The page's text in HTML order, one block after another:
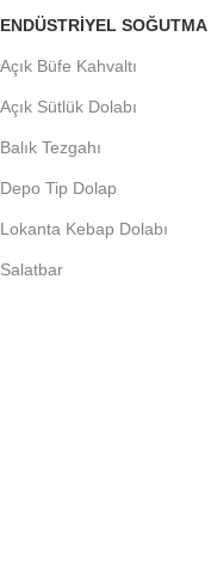
ENDÜSTRIYEL SOĞUTMA
Açık Büfe Kahvaltı
Açık Sütlük Dolabı
Balık Tezgahı
Depo Tip Dolap
Lokanta Kebap Dolabı
Salatbar